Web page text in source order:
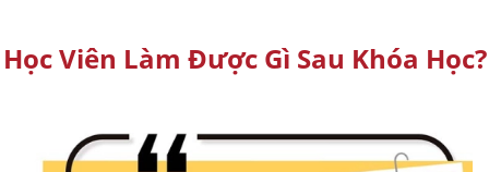
Học Viên Làm Được Gì Sau Khóa Học?